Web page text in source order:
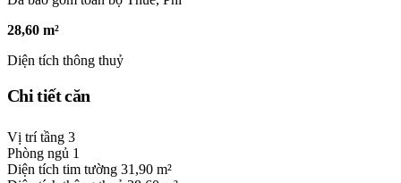
28,60 m²
Diện tích thông thuỷ
Chi tiết căn
Vị trí tầng 3
Phòng ngủ 1
Diện tích tim tường 31,90 m²